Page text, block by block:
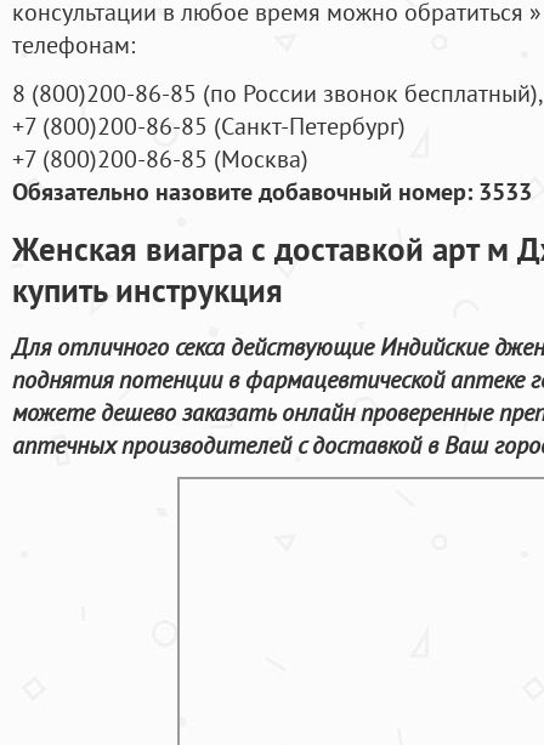
консультации в любое время можно обратиться
телефонам:
8 (800)200-86-85 (по России звонок бесплатный),
+7 (800)200-86-85 (Санкт-Петербург)
+7 (800)200-86-85 (Москва)
Обязательно назовите добавочный номер: 3533
Женская виагра с доставкой арт м
купить инструкция
Для отличного секса действующие Индийские
поднятия потенции в фармацевтической аптеке
можете дешево заказать онлайн проверенные
аптечных производителей с доставкой в Ваш